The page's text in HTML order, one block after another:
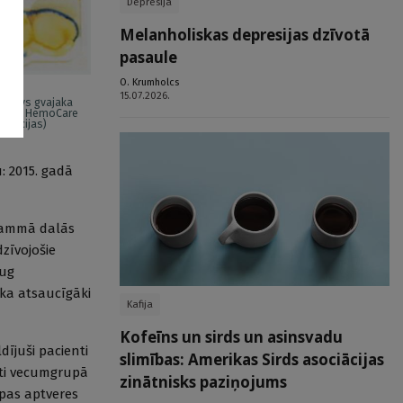
gvajaka
(no HemoCare
gadā
dalās
atsaucīgāki
pacienti
vecumgrupā
aptveres
Melanholiskas depresijas dzīvotā
pasaule
O. Krumholcs
15.07.2026.
Kafija
Kofeīns un sirds un asinsvadu
slimības: Amerikas Sirds asociācijas
zinātnisks paziņojums